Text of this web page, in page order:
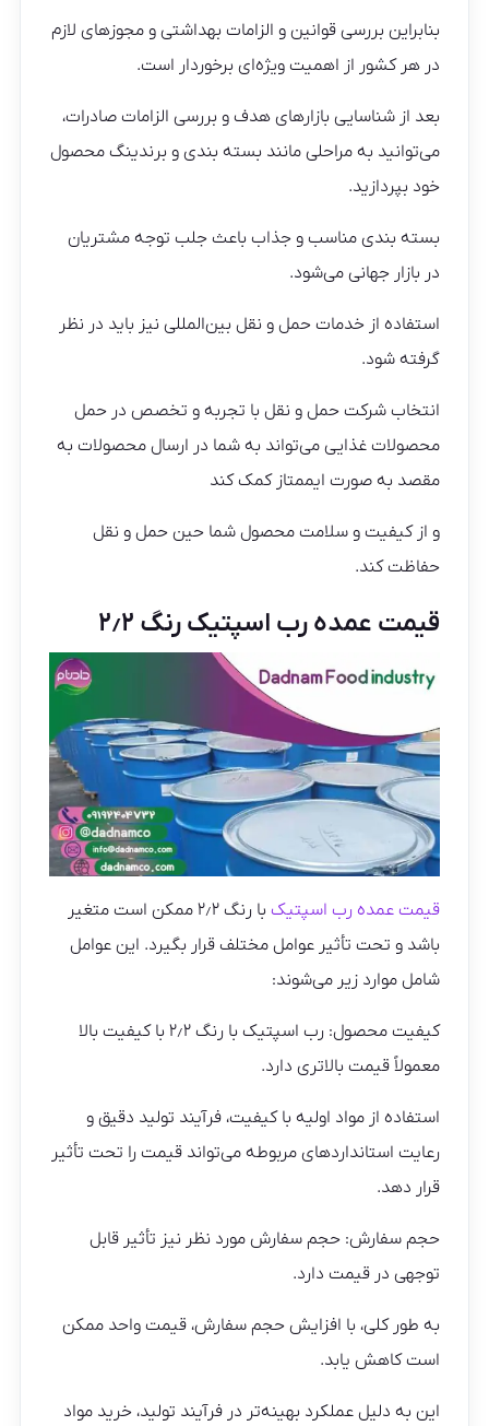
بنابراین بررسی قوانین و الزامات بهداشتی و مجوزهای لازم
در هر کشور از اهمیت ویژه‌ای برخوردار است.
بعد از شناسایی بازارهای هدف و بررسی الزامات صادرات،
می‌توانید به مراحلی مانند بسته بندی و برندینگ محصول
خود بپردازید.
بسته بندی مناسب و جذاب باعث جلب توجه مشتریان
در بازار جهانی می‌شود.
استفاده از خدمات حمل و نقل بین‌المللی نیز باید در نظر
گرفته شود.
انتخاب شرکت حمل و نقل با تجربه و تخصص در حمل
محصولات غذایی می‌تواند به شما در ارسال محصولات به
مقصد به صورت ایممتاز کمک کند
و از کیفیت و سلامت محصول شما حین حمل و نقل
حفاظت کند.
قیمت عمده رب اسپتیک رنگ ۲٫۲
قیمت عمده رب اسپتیک
با رنگ ۲٫۲ ممکن است متغیر
باشد و تحت تأثیر عوامل مختلف قرار بگیرد. این عوامل
شامل موارد زیر می‌شوند:
کیفیت محصول: رب اسپتیک با رنگ ۲٫۲ با کیفیت بالا
معمولاً قیمت بالاتری دارد.
استفاده از مواد اولیه با کیفیت، فرآیند تولید دقیق و
رعایت استانداردهای مربوطه می‌تواند قیمت را تحت تأثیر
قرار دهد.
حجم سفارش: حجم سفارش مورد نظر نیز تأثیر قابل
توجهی در قیمت دارد.
به طور کلی، با افزایش حجم سفارش، قیمت واحد ممکن
است کاهش یابد.
این به دلیل عملکرد بهینه‌تر در فرآیند تولید، خرید مواد